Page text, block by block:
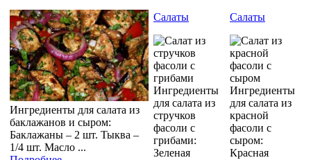
Ингредиенты для салата из
баклажанов и сыром:
Баклажаны – 2 шт. Тыква –
1/4 шт. Масло ...
Салаты
Ингредиенты
для салата из
стручков
фасоли с
грибами:
Зеленая
Салаты
Ингредиенты
для салата из
красной
фасоли c
сыром:
Красная